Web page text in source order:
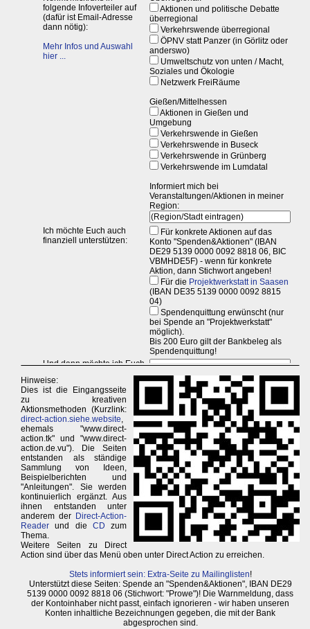
Hinweise:
Dies ist die Eingangsseite
zu kreativen
Aktionsmethoden (Kurzlink:
direct-action.siehe.website,
ehemals "www.direct-
action.tk" und "www.direct-
action.de.vu"). Die Seiten
entstanden als ständige
Sammlung von Ideen,
Beispielberichten und
"Anleitungen". Sie werden
kontinuierlich ergänzt. Aus
ihnen entstanden unter
anderem der Direct-Action-
Reader und die CD zum
Thema.
Weitere Seiten zu Direct
Action sind über das Menü oben unter Direct Action zu erreichen.
Stets informiert sein: Extra-Seite zu Mailinglisten!
Unterstützt diese Seiten: Spende an "Spenden&Aktionen", IBAN DE29
5139 0000 0092 8818 06 (Stichwort: "Prowe")! Die Warnmeldung, dass
der Kontoinhaber nicht passt, einfach ignorieren - wir haben unseren
Konten inhaltliche Bezeichnungen gegeben, die mit der Bank
abgesprochen sind.